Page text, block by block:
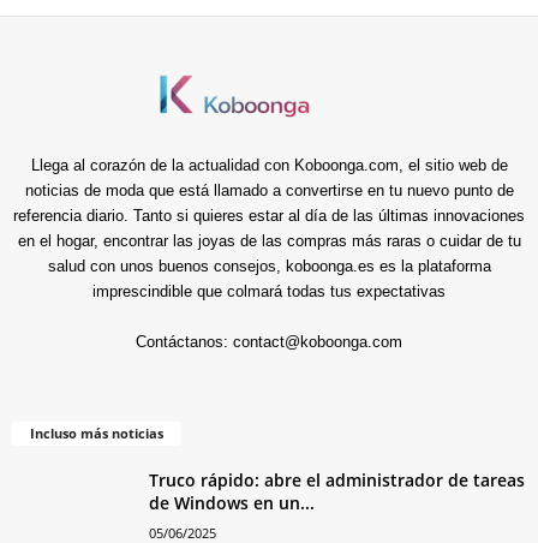
Llega al corazón de la actualidad con Koboonga.com, el sitio web de
noticias de moda que está llamado a convertirse en tu nuevo punto de
referencia diario. Tanto si quieres estar al día de las últimas innovaciones
en el hogar, encontrar las joyas de las compras más raras o cuidar de tu
salud con unos buenos consejos, koboonga.es es la plataforma
imprescindible que colmará todas tus expectativas
Contáctanos: contact@koboonga.com
Incluso más noticias
Truco rápido: abre el administrador de tareas
de Windows en un...
05/06/2025